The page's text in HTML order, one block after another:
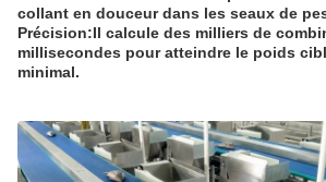
collant en douceur dans les seaux de
Précision:Il calcule des milliers de
millisecondes pour atteindre le poids
minimal.